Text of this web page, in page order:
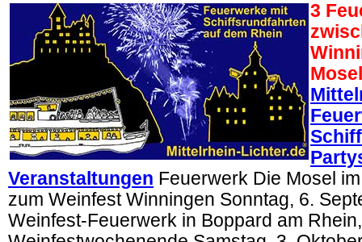
3
Veranstaltungen Feuerwerk Die Mosel
zum Weinfest Winningen Sonntag, 6.
Weinfest-Feuerwerk in Boppard am